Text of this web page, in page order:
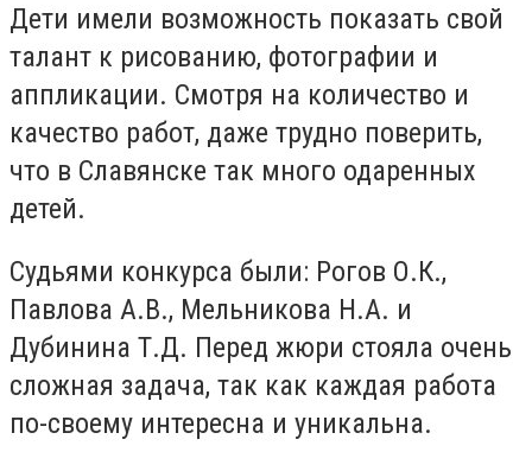
Дети имели возможность показать свой
талант к рисованию, фотографии и
аппликации. Смотря на количество и
качество работ, даже трудно поверить,
что в Славянске так много одаренных
детей.
Судьями конкурса были: Рогов О.К.,
Павлова А.В., Мельникова Н.А. и
Дубинина Т.Д. Перед жюри стояла очень
сложная задача, так как каждая работа
по-своему интересна и уникальна.